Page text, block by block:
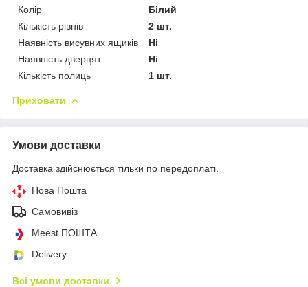
Колір
Білий
Кількість рівнів
2 шт.
Наявність висувних ящиків
Ні
Наявність дверцят
Ні
Кількість полиць
1 шт.
Приховати
Умови доставки
Доставка здійснюється тільки по передоплаті.
Нова Пошта
Самовивіз
Meest ПОШТА
Delivery
Всі умови доставки